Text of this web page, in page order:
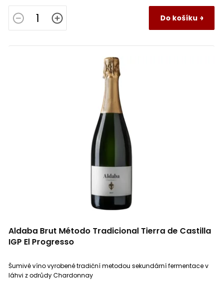
Do košíku
Aldaba Brut Método Tradicional Tierra de Castilla
IGP El Progresso
Šumivé víno vyrobené tradiční metodou sekundární fermentace v
láhvi z odrůdy Chardonnay